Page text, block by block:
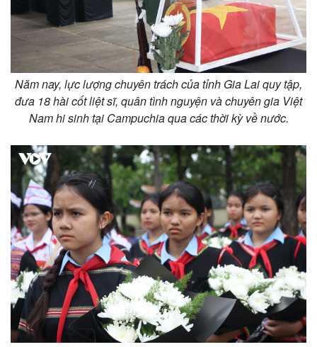
Năm nay, lực lượng chuyên trách của tỉnh Gia Lai quy tập,
đưa 18 hài cốt liệt sĩ, quân tình nguyện và chuyên gia Việt
Nam hi sinh tại Campuchia qua các thời kỳ về nước.